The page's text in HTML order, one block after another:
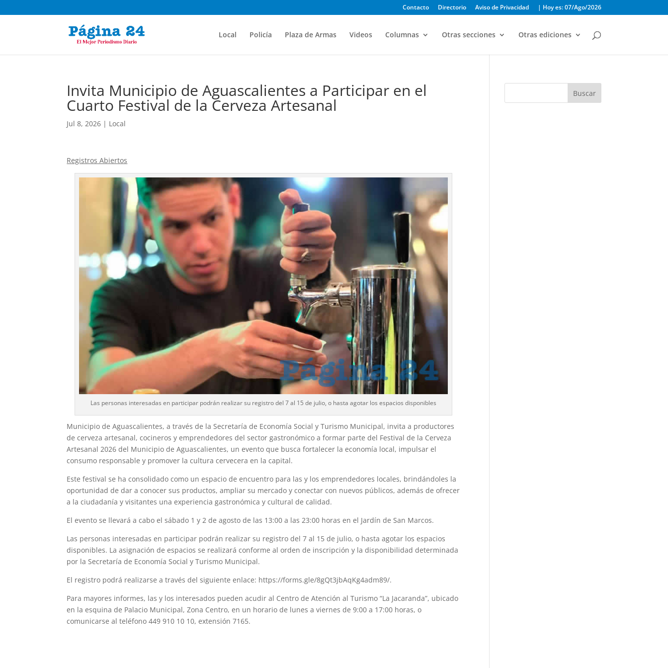
Contacto Directorio Aviso de Privacidad | Hoy es: 07/Ago/2026
Local Policía Plaza de Armas Videos Columnas Otras secciones Otras ediciones
Invita Municipio de Aguascalientes a Participar en el
Cuarto Festival de la Cerveza Artesanal
Jul 8, 2026 | Local
Registros Abiertos
Las personas interesadas en participar podrán realizar su registro del 7 al 15 de julio, o hasta agotar los espacios disponibles
Municipio de Aguascalientes, a través de la Secretaría de Economía Social y Turismo Municipal, invita a productores
de cerveza artesanal, cocineros y emprendedores del sector gastronómico a formar parte del Festival de la Cerveza
Artesanal 2026 del Municipio de Aguascalientes, un evento que busca fortalecer la economía local, impulsar el
consumo responsable y promover la cultura cervecera en la capital.
Este festival se ha consolidado como un espacio de encuentro para las y los emprendedores locales, brindándoles la
oportunidad de dar a conocer sus productos, ampliar su mercado y conectar con nuevos públicos, además de ofrecer
a la ciudadanía y visitantes una experiencia gastronómica y cultural de calidad.
El evento se llevará a cabo el sábado 1 y 2 de agosto de las 13:00 a las 23:00 horas en el Jardín de San Marcos.
Las personas interesadas en participar podrán realizar su registro del 7 al 15 de julio, o hasta agotar los espacios
disponibles. La asignación de espacios se realizará conforme al orden de inscripción y la disponibilidad determinada
por la Secretaría de Economía Social y Turismo Municipal.
El registro podrá realizarse a través del siguiente enlace: https://forms.gle/8gQt3jbAqKg4adm89/.
Para mayores informes, las y los interesados pueden acudir al Centro de Atención al Turismo “La Jacaranda”, ubicado
en la esquina de Palacio Municipal, Zona Centro, en un horario de lunes a viernes de 9:00 a 17:00 horas, o
comunicarse al teléfono 449 910 10 10, extensión 7165.
Buscar